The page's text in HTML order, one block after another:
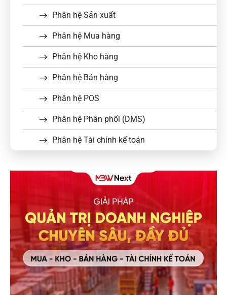
Phân hệ Sản xuất
Phân hệ Mua hàng
Phân hệ Kho hàng
Phân hệ Bán hàng
Phân hệ POS
Phân hệ Phân phối (DMS)
Phân hệ Tài chính kế toán